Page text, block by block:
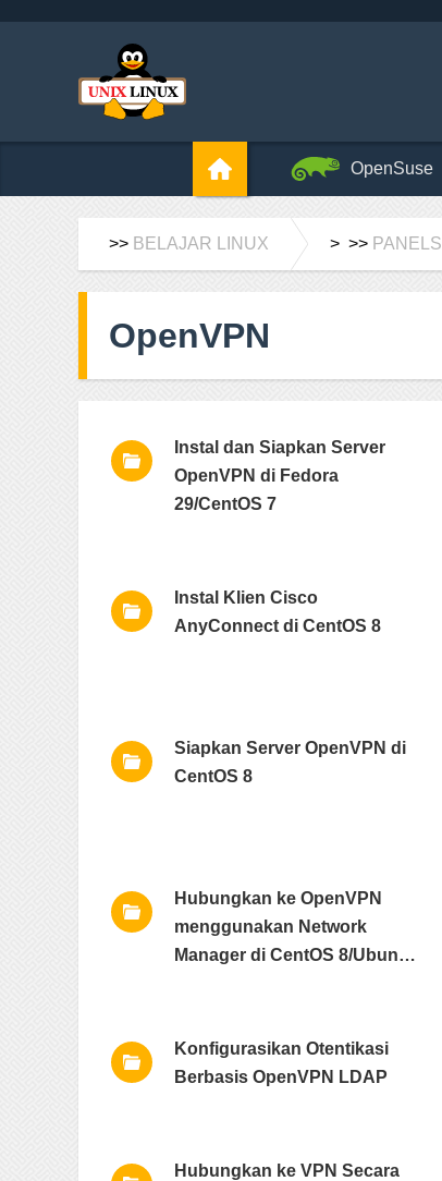
OpenSuse
>> BELAJAR LINUX > >> PANELS
OpenVPN
Instal dan Siapkan Server
OpenVPN di Fedora
29/CentOS 7
Instal Klien Cisco
AnyConnect di CentOS 8
Siapkan Server OpenVPN di
CentOS 8
Hubungkan ke OpenVPN
menggunakan Network
Manager di CentOS 8/Ubuntu
Konfigurasikan Otentikasi
Berbasis OpenVPN LDAP
Hubungkan ke VPN Secara